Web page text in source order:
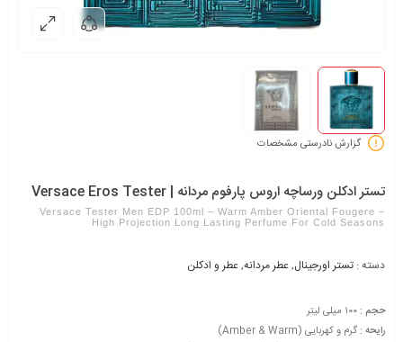
گزارش نادرستی مشخصات
تستر ادکلن ورساچه اروس پارفوم مردانه | Versace Eros Tester
Versace Tester Men EDP 100ml – Warm Amber Oriental Fougere –
High Projection Long Lasting Perfume For Cold Seasons
دسته : تستر اورجینال,عطر مردانه,عطر و ادکلن
حجم :
رایحه : گرم و کهربایی (Amber & Warm)